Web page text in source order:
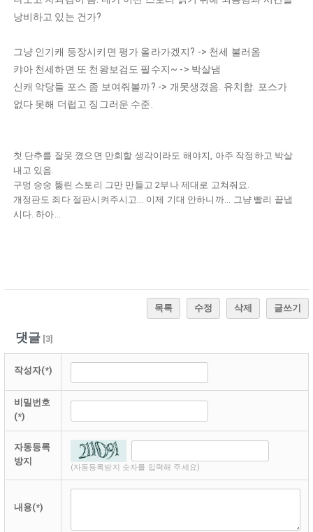
낭비하고 있는 건가?
그냥 인기캐 등장시키면 평가 올라가겠지? -> 천세 불러옴
캬아 천세하면 또 천왕보검도 필수지~ -> 박살냄
신캐 악당들 포스 좀 보여줘볼까? -> 개못생겼음. 유치함. 포스가
없다 못해 더럽고 징그러운 수준.
첫 단추를 잘못 꼈으면 만회할 생각이라도 해야지, 아주 작정하고 박살
내고 있음.
구멍 숭숭 뚫린 스토리 그만 만들고 2부나 제대로 고쳐줘요.
개정판도 죄다 절판시켜주시고... 이제 기대 안하니까... 그냥 빨리 끝냅
시다. 하아...
목록 수정 삭제 글쓰기
댓글[3]
작성자(*)
비밀번호
(*)
자동등록
방지
(자동등록방지 숫자를 입력해 주세요)
내용(*)